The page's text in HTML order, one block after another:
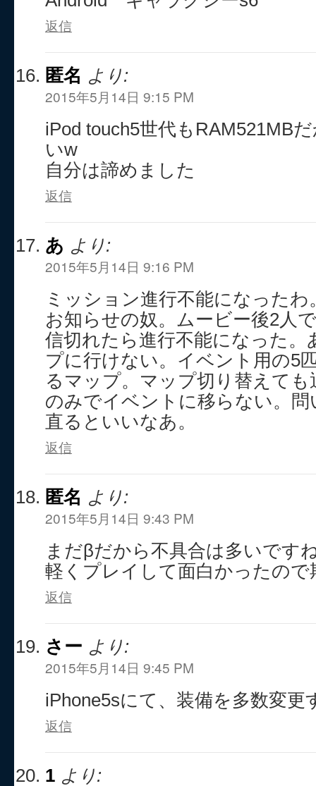
返信
匿名 より:
2015年5月14日 9:15 PM
iPod touch5世代もRAM521MB
いw
自分は諦めました
返信
あ より:
2015年5月14日 9:16 PM
ミッション進行不能になったわ
お知らせの奴。ムービー後2人
信切れたら進行不能になった
プに行けない。イベント用の5
るマップ。マップ切り替えて
のみでイベントに移らない。
直るといいなあ。
返信
匿名 より:
2015年5月14日 9:43 PM
まだβだから不具合は多いです
軽くプレイして面白かったので
返信
さー より:
2015年5月14日 9:45 PM
iPhone5sにて、装備を多数変更
返信
1 より: